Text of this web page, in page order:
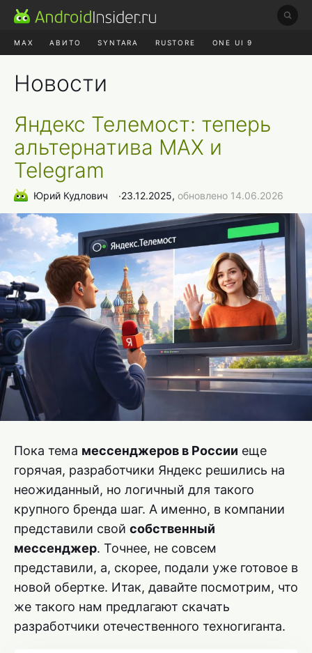
MAX АВИТО SYNTARA RUSTORE ONE UI 9
Новости
Яндекс Телемост: теперь
альтернатива MAX и
Telegram
Юрий Кудлович ∙23.12.2025, обновлено 14.06.2026
Пока тема мессенджеров в России еще
горячая, разработчики Яндекс решились на
неожиданный, но логичный для такого
крупного бренда шаг. А именно, в компании
представили свой собственный
мессенджер. Точнее, не совсем
представили, а, скорее, подали уже готовое в
новой обертке. Итак, давайте посмотрим, что
же такого нам предлагают скачать
разработчики отечественного техногиганта.